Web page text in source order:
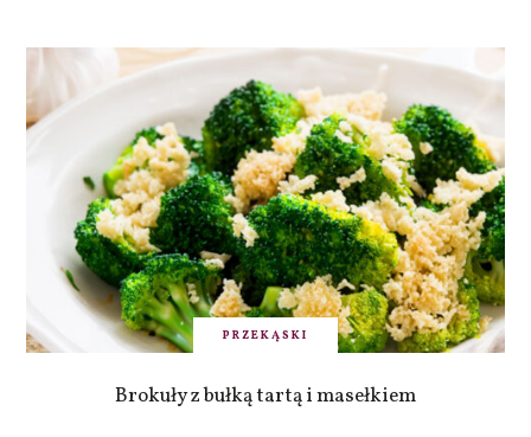
PRZEKĄSKI
Brokuły z bułką tartą i masełkiem